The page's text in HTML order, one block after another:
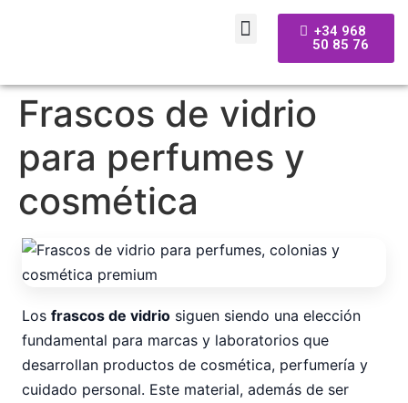
+34 968
50 85 76
Frascos de vidrio
para perfumes y
cosmética
Los frascos de vidrio siguen siendo una elección
fundamental para marcas y laboratorios que
desarrollan productos de cosmética, perfumería y
cuidado personal. Este material, además de ser